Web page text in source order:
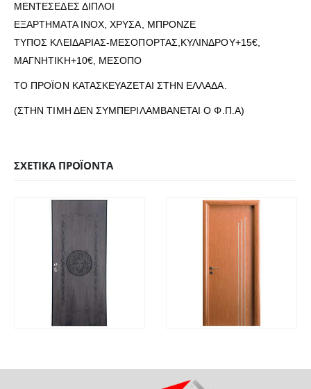
ΜΕΝΤΕΣΕΔΕΣ ΔΙΠΛΟΙ
ΕΞΑΡΤΗΜΑΤΑ ΙΝΟΧ, ΧΡΥΣΑ, ΜΠΡΟΝΖΕ
ΤΥΠΟΣ ΚΛΕΙΔΑΡΙΑΣ-ΜΕΣΟΠΟΡΤΑΣ,ΚΥΛΙΝΔΡΟΥ+15€,
ΜΑΓΝΗΤΙΚΗ+10€, ΜΕΣΟΠΟ
ΤΟ ΠΡΟΪΟΝ ΚΑΤΑΣΚΕΥΑΖΕΤΑΙ ΣΤΗΝ ΕΛΛΑΔΑ.
(ΣΤΗΝ ΤΙΜΗ ΔΕΝ ΣΥΜΠΕΡΙΛΑΜΒΑΝΕΤΑΙ Ο Φ.Π.Α)
ΣΧΕΤΙΚΆ ΠΡΟΪΌΝΤΑ
ΔΙΑΒΆΣΤΕ ΠΕΡΙΣΣΌΤΕΡΑ
ΓΡΉΓΟΡΗ ΓΡΉΓΟΡΗ